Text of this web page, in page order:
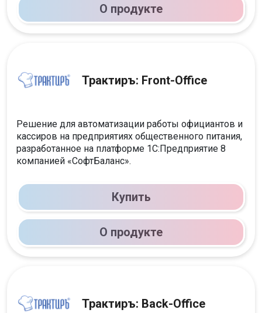
О продукте
Трактиръ: Front-Office
Решение для автоматизации работы официантов и
кассиров на предприятиях общественного питания,
разработанное на платформе 1С:Предприятие 8
компанией «СофтБаланс».
Купить
О продукте
Трактиръ: Back-Office